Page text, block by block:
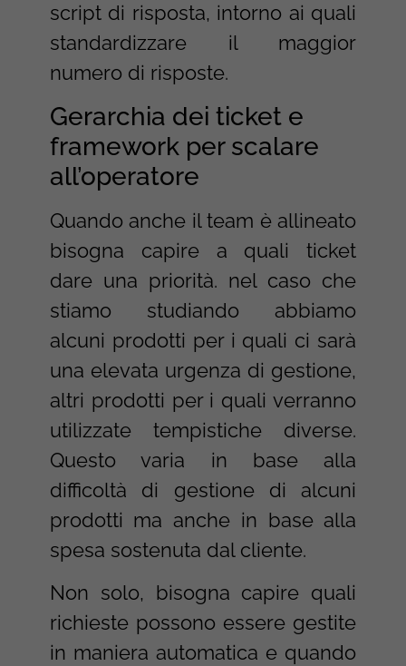
script di risposta, intorno ai quali
standardizzare il maggior
numero di risposte.
Gerarchia dei ticket e
framework per scalare
all’operatore
Quando anche il team è allineato
bisogna capire a quali ticket
dare una priorità. nel caso che
stiamo studiando abbiamo
alcuni prodotti per i quali ci sarà
una elevata urgenza di gestione,
altri prodotti per i quali verranno
utilizzate tempistiche diverse.
Questo varia in base alla
difficoltà di gestione di alcuni
prodotti ma anche in base alla
spesa sostenuta dal cliente.
Non solo, bisogna capire quali
richieste possono essere gestite
in maniera automatica e quando